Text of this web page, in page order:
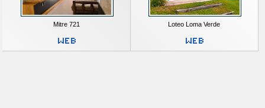
Mitre 721 Loteo Loma Verde